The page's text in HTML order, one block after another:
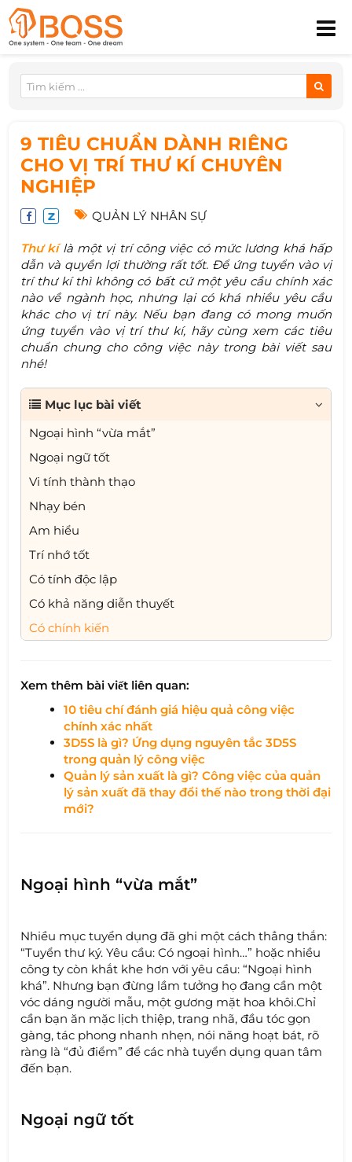
9 TIÊU CHUẨN DÀNH RIÊNG
CHO VỊ TRÍ THƯ KÍ CHUYÊN
NGHIỆP
QUẢN LÝ NHÂN SỰ
Thư kílà một vị trí công việc có mức lương khá hấp
dẫn và quyền lợi thường rất tốt. Để ứng tuyển vào vị
trí thư kí thì không có bất cứ một yêu cầu chính xác
nào về ngành học, nhưng lại có khá nhiều yêu cầu
khác cho vị trí này. Nếu bạn đang có mong muốn
ứng tuyển vào vị trí thư kí, hãy cùng xem các tiêu
chuẩn chung cho công việc này trong bài viết sau
nhé!
Mục lục bài viết
Ngoại hình “vừa mắt”
Ngoại ngữ tốt
Vi tính thành thạo
Nhạy bén
Am hiểu
Trí nhớ tốt
Có tính độc lập
Có khả năng diễn thuyết
Có chính kiến
Xem thêm bài viết liên quan:
10 tiêu chí đánh giá hiệu quả công việc
chính xác nhất
3D5S là gì? Ứng dụng nguyên tắc 3D5S
trong quản lý công việc
Quản lý sản xuất là gì? Công việc của quản
lý sản xuất đã thay đổi thế nào trong thời đại
mới?
Ngoại hình “vừa mắt”
Nhiều mục tuyển dụng đã ghi một cách thẳng thắn:
“Tuyển thư ký. Yêu cầu: Có ngoại hình…” hoặc nhiều
công ty còn khắt khe hơn với yêu cầu: “Ngoại hình
khá”. Nhưng bạn đừng lầm tưởng họ đang cần một
vóc dáng người mẫu, một gương mặt hoa khôi.Chỉ
cần bạn ăn mặc lịch thiệp, trang nhã, đầu tóc gọn
gàng, tác phong nhanh nhẹn, nói năng hoạt bát, rõ
ràng là “đủ điểm” để các nhà tuyển dụng quan tâm
đến bạn.
Ngoại ngữ tốt